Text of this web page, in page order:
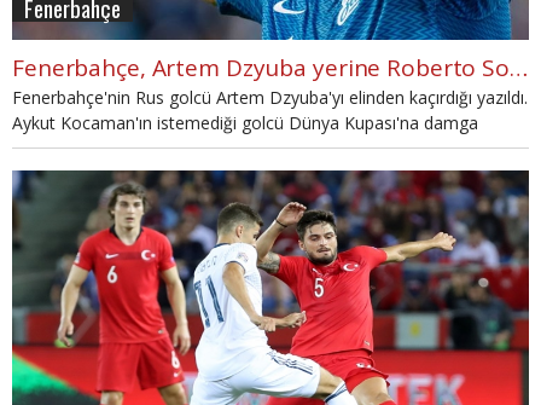
Fenerbahçe
Fenerbahçe, Artem Dzyuba yerine Roberto Soldado'yu aldı!
Fenerbahçe'nin Rus golcü Artem Dzyuba'yı elinden kaçırdığı yazıldı.
Aykut Kocaman'ın istemediği golcü Dünya Kupası'na damga
vururken yerine alınan Soldado ise sakatlıklarla boğuştu.